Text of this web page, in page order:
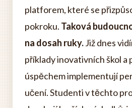
platforem, které se
pokroku. Taková
na dosah ruky.Již dnes
příklady inovativních škol a
úspěchem implementují
učení. Studenti v těchto